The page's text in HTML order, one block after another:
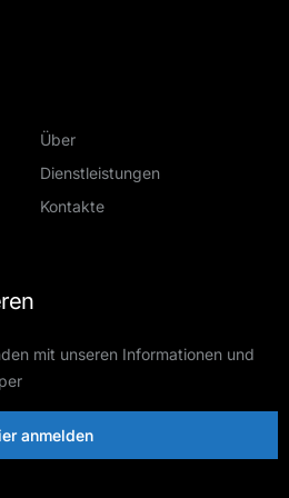
Über
Dienstleistungen
Kontakte
mit unseren Informationen und
anmelden